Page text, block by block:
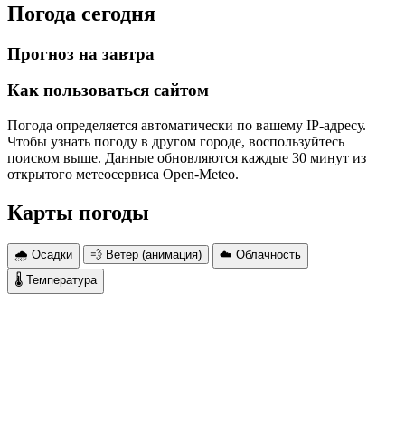
Погода сегодня
Прогноз на завтра
Как пользоваться сайтом
Погода определяется автоматически по вашему IP-адресу.
Чтобы узнать погоду в другом городе, воспользуйтесь
поиском выше. Данные обновляются каждые 30 минут из
открытого метеосервиса Open-Meteo.
Карты погоды
🌧 Осадки 💨 Ветер (анимация)
☁️ Облачность
🌡 Температура